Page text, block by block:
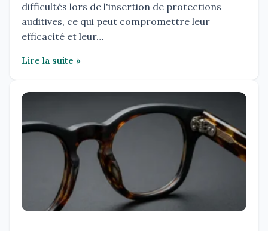
difficultés lors de l'insertion de protections
auditives, ce qui peut compromettre leur
efficacité et leur…
Lire la suite »